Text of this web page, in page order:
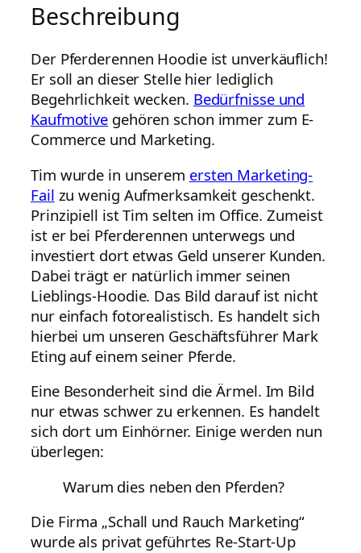
Beschreibung
Der Pferderennen Hoodie ist unverkäuflich!
Er soll an dieser Stelle hier lediglich
Begehrlichkeit wecken. Bedürfnisse und
Kaufmotive gehören schon immer zum E-
Commerce und Marketing.
Tim wurde in unserem ersten Marketing-
Fail zu wenig Aufmerksamkeit geschenkt.
Prinzipiell ist Tim selten im Office. Zumeist
ist er bei Pferderennen unterwegs und
investiert dort etwas Geld unserer Kunden.
Dabei trägt er natürlich immer seinen
Lieblings-Hoodie. Das Bild darauf ist nicht
nur einfach fotorealistisch. Es handelt sich
hierbei um unseren Geschäftsführer Mark
Eting auf einem seiner Pferde.
Eine Besonderheit sind die Ärmel. Im Bild
nur etwas schwer zu erkennen. Es handelt
sich dort um Einhörner. Einige werden nun
überlegen:
Warum dies neben den Pferden?
Die Firma „Schall und Rauch Marketing“
wurde als privat geführtes Re-Start-Up